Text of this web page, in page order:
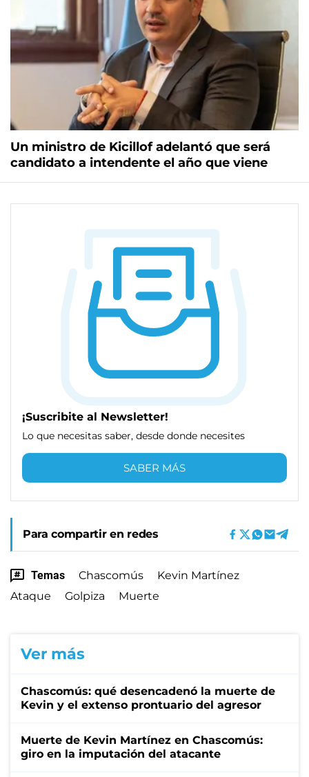
Un ministro de Kicillof adelantó que será
candidato a intendente el año que viene
¡Suscribite al Newsletter!
Lo que necesitas saber, desde donde necesites
SABER MÁS
Para compartir en redes
Temas Chascomús
Kevin Martínez
Ataque
Golpiza Muerte
Ver más
Chascomús: qué desencadenó la muerte de
Kevin y el extenso prontuario del agresor
Muerte de Kevin Martínez en Chascomús:
giro en la imputación del atacante